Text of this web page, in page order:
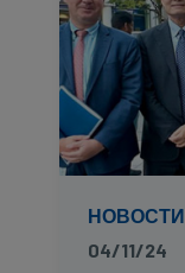
НОВОСТИ
04/11/24